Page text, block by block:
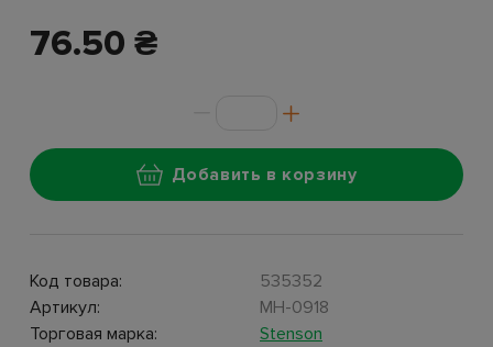
76.50 ₴
Добавить в корзину
Код товара:
535352
Артикул:
MH-0918
Торговая марка:
Stenson